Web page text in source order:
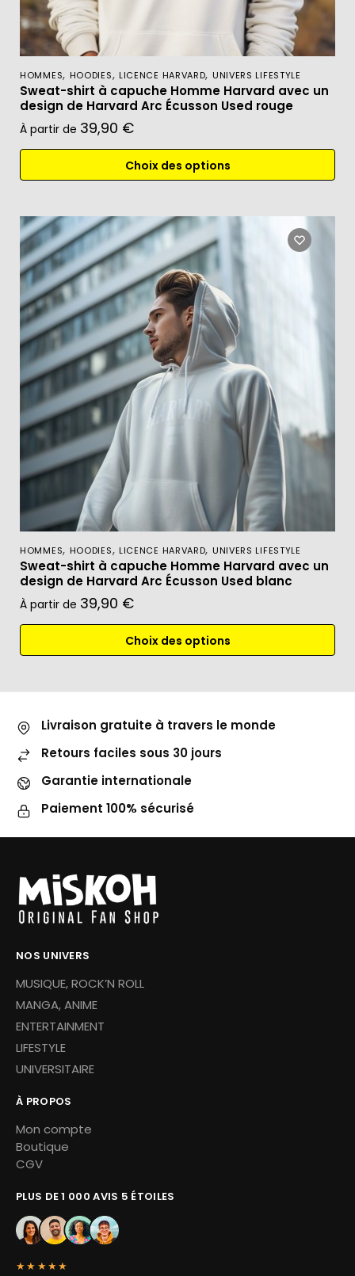
HOMMES, HOODIES, LICENCE HARVARD, UNIVERS LIFESTYLE
Sweat-shirt à capuche Homme Harvard avec un
design de Harvard Arc Écusson Used rouge
À partir de 39,90 €
Choix des options
HOMMES, HOODIES, LICENCE HARVARD, UNIVERS LIFESTYLE
Sweat-shirt à capuche Homme Harvard avec un
design de Harvard Arc Écusson Used blanc
À partir de 39,90 €
Choix des options
Livraison gratuite à travers le monde
Retours faciles sous 30 jours
Garantie internationale
Paiement 100% sécurisé
NOS UNIVERS
MUSIQUE, ROCK’N ROLL
MANGA, ANIME
ENTERTAINMENT
LIFESTYLE
UNIVERSITAIRE
À PROPOS
Mon compte
Boutique
CGV
PLUS DE 1 000 AVIS 5 ÉTOILES
★★★★★